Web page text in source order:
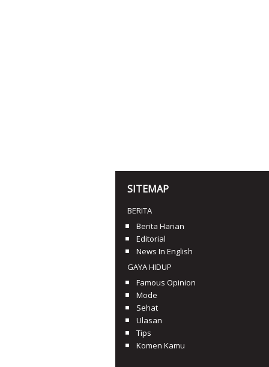
SITEMAP
BERITA
Berita Harian
Editorial
News In English
GAYA HIDUP
Famous Opinion
Mode
Sehat
Ulasan
Tips
Komen Kamu